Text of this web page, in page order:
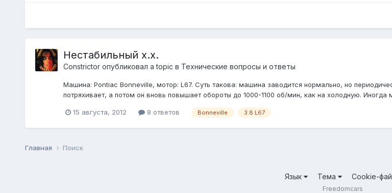
Нестабильный х.х.
Constrictorопубликовал a topic в Технические вопросы и ответы
Машина: Pontiac Bonneville, мотор: L67. Суть такова: машина заводится нормально, но
потряхивает, а потом он вновь повышает обороты до 1000-1100 об/мин, как на холодную. Иногда
15 августа, 2012 8 ответов Bonneville 3.8 L67
Главная Поиск
Язык Тема Cookie-
Freedomcars